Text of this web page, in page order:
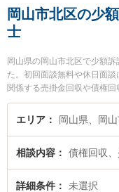
岡山市北区の少
士
岡山県の岡山市北区で少額
た。初回面談無料や休日面
関係する売掛金回収や債権
込み検索もでき便利です。
け法律事務所の片山 雄太弁
したい』『少額訴訟の相談
検索したい』『初回相談無
北区内の弁護士に相談予約
エリア 岡山県、岡
相談内容 債権回収
詳細条件 未選択